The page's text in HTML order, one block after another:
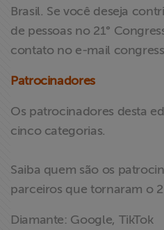
Brasil. Se você deseja
de pessoas no 21°
contato no e-mail
Patrocinadores
Os patrocinadores desta
cinco categorias.
Saiba quem são os
parceiros que tornaram o
Diamante: Google, TikTok